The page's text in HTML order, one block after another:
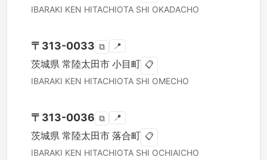
IBARAKI KEN HITACHIOTA SHI OKADACHO
〒 313-0033 ⧉ 📍
茨城県 常陸太田市 小目町 📋
IBARAKI KEN HITACHIOTA SHI OMECHO
〒 313-0036 ⧉ 📍
茨城県 常陸太田市 落合町 📋
IBARAKI KEN HITACHIOTA SHI OCHIAICHO